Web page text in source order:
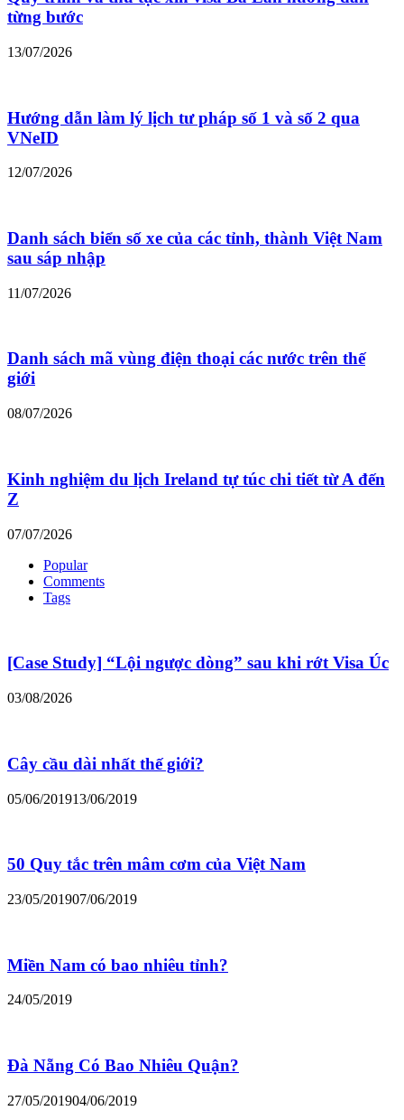
từng bước
13/07/2026
Hướng dẫn làm lý lịch tư pháp số 1 và số 2 qua
VNeID
12/07/2026
Danh sách biển số xe của các tỉnh, thành Việt Nam
sau sáp nhập
11/07/2026
Danh sách mã vùng điện thoại các nước trên thế
giới
08/07/2026
Kinh nghiệm du lịch Ireland tự túc chi tiết từ A đến
Z
07/07/2026
Popular
Comments
Tags
[Case Study] “Lội ngược dòng” sau khi rớt Visa Úc
03/08/2026
Cây cầu dài nhất thế giới?
05/06/201913/06/2019
50 Quy tắc trên mâm cơm của Việt Nam
23/05/201907/06/2019
Miền Nam có bao nhiêu tỉnh?
24/05/2019
Đà Nẵng Có Bao Nhiêu Quận?
27/05/201904/06/2019